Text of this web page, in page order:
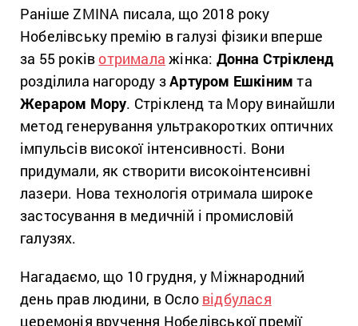
Раніше ZMINA писала, що 2018 року
Нобелівську премію в галузі фізики вперше
за 55 років отримала жінка: Донна Стрікленд
розділила нагороду зАртуром Ешкіним та
Жераром Мору. Стрікленд та Мору винайшли
метод генерування ультракоротких оптичних
імпульсів високої інтенсивності. Вони
придумали, як створити високоінтенсивні
лазери. Нова технологія отримала широке
застосування в медичній і промисловій
галузях.
Нагадаємо, що 10 грудня, у Міжнародний
день прав людини, в Осло відбулася
церемонія вручення Нобелівської премії